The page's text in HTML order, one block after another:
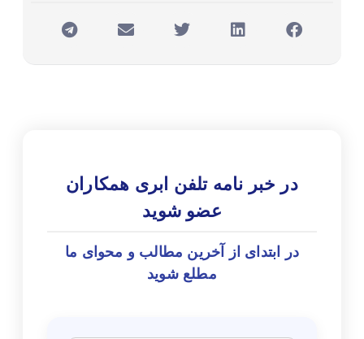
در خبر نامه تلفن ابری همکاران
عضو شوید
در ابتدای از آخرین مطالب و محوای ما
مطلع شوید